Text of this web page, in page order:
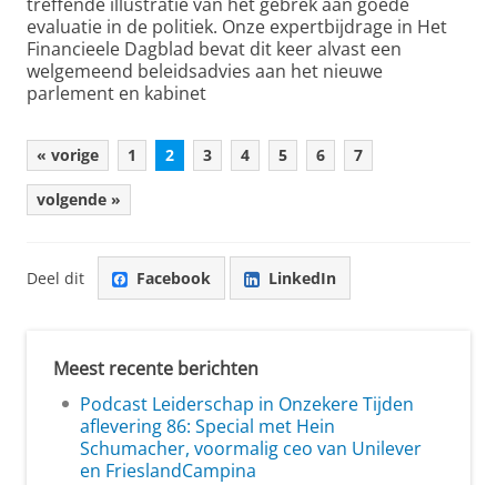
evaluatie in de politiek. Onze expertbijdrage in Het
Financieele Dagblad bevat dit keer alvast een
welgemeend beleidsadvies aan het nieuwe
parlement en kabinet
« vorige 1 2 3 4 5 6 7
volgende »
Deel dit Facebook LinkedIn
Meest recente berichten
Podcast Leiderschap in Onzekere Tijden
aflevering 86: Special met Hein
Schumacher, voormalig ceo van Unilever
en FrieslandCampina